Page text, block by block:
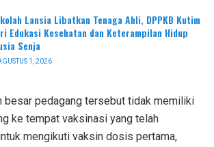
Lansia Libatkan Tenaga Ahli, DPPKB Kutim
Edukasi Kesehatan dan Keterampilan Hidup
Senja
1, 2026
besar pedagang tersebut tidak memiliki
ke tempat vaksinasi yang telah
mengikuti vaksin dosis pertama,